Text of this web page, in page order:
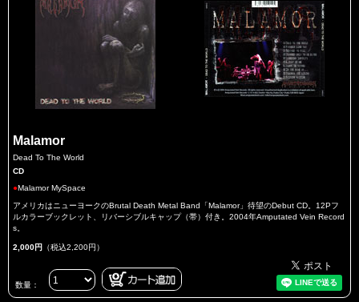
Malamor
Dead To The World
CD
●Malamor MySpace
アメリカはニューヨークのBrutal Death Metal Band「Malamor」待望のDebut CD。12Pフ
ルカラーブックレット、リバーシブルキャップ（帯）付き。2004年Amputated Vein Record
s。
2,000円 （税込2,200円）
数量：